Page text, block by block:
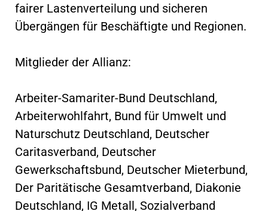
fairer Lastenverteilung und sicheren
Übergängen für Beschäftigte und Regionen.
Mitglieder der Allianz:
Arbeiter-Samariter-Bund Deutschland,
Arbeiterwohlfahrt, Bund für Umwelt und
Naturschutz Deutschland, Deutscher
Caritasverband, Deutscher
Gewerkschaftsbund, Deutscher Mieterbund,
Der Paritätische Gesamtverband, Diakonie
Deutschland, IG Metall, Sozialverband